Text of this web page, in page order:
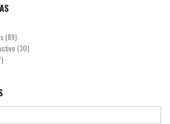
(89)
(30)